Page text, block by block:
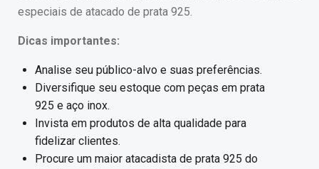
especiais de atacado de prata 925.
Dicas importantes:
Analise seu público-alvo e suas preferências.
Diversifique seu estoque com peças em prata
925 e aço inox.
Invista em produtos de alta qualidade para
fidelizar clientes.
Procure um maior atacadista de prata 925 do